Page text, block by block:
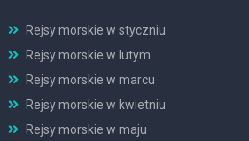
Rejsy morskie w styczniu
Rejsy morskie w lutym
Rejsy morskie w marcu
Rejsy morskie w kwietniu
Rejsy morskie w maju